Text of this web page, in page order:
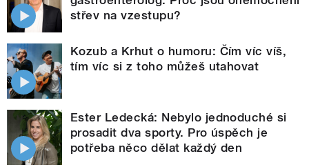
střev na vzestupu?
Kozub a Krhut o humoru: Čím víc víš,
tím víc si z toho můžeš utahovat
Ester Ledecká: Nebylo jednoduché si
prosadit dva sporty. Pro úspěch je
potřeba něco dělat každý den